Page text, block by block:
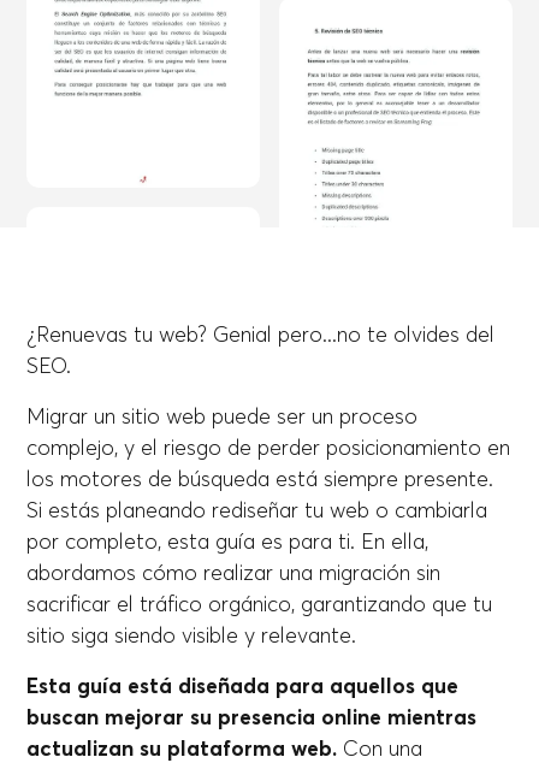
¿Renuevas tu web? Genial pero...no te olvides del
SEO.
Migrar un sitio web puede ser un proceso
complejo, y el riesgo de perder posicionamiento en
los motores de búsqueda está siempre presente.
Si estás planeando rediseñar tu web o cambiarla
por completo, esta guía es para ti. En ella,
abordamos cómo realizar una migración sin
sacrificar el tráfico orgánico, garantizando que tu
sitio siga siendo visible y relevante.
Esta guía está diseñada para aquellos que
buscan mejorar su presencia online mientras
actualizan su plataforma web. Con una